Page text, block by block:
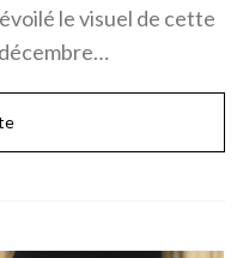
le visuel de cette